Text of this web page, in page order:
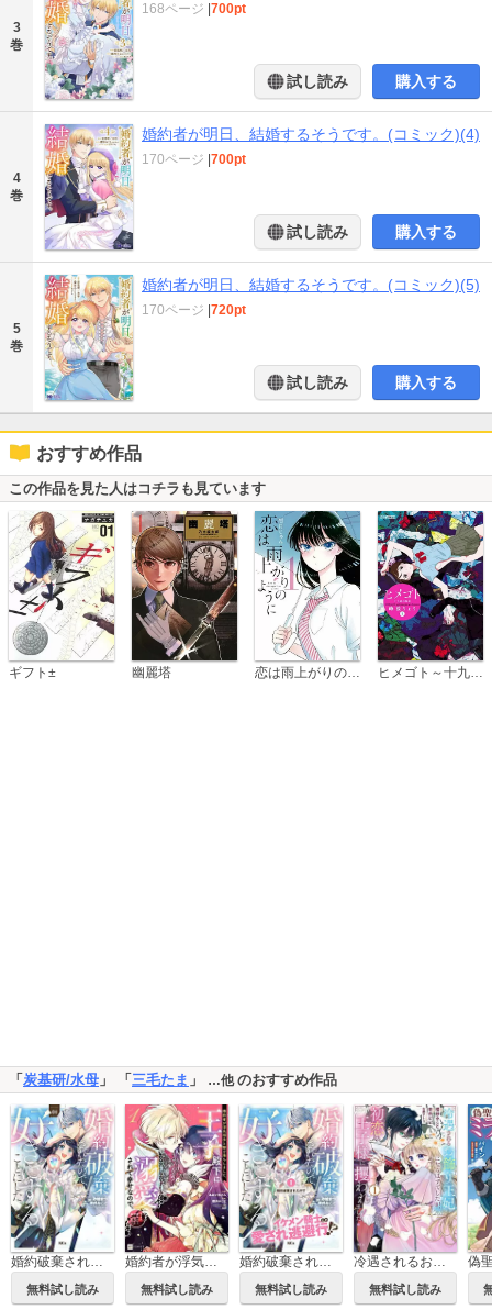
3
巻
168ページ 700pt
試し読み 購入する
4
巻
婚約者が明日、結婚するそうです。(コミック)(4)
170ページ 700pt
試し読み 購入する
5
巻
婚約者が明日、結婚するそうです。(コミック)(5)
170ページ 720pt
試し読み 購入する
おすすめ作品
この作品を見た人はコチラも見ています
ギフト± 幽麗塔 恋は雨上がりのように ヒメゴト～十九歳の制服～
「 炭基研/水母 」 「 三毛たま 」 …他のおすすめ作品
無料試し読み 無料試し読み 無料試し読み 無料試し読み